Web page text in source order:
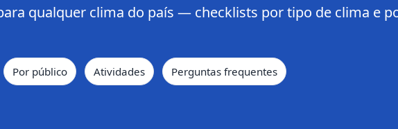
qualquer clima do país — checklists portipo de clima e
Por público Atividades Perguntas frequentes